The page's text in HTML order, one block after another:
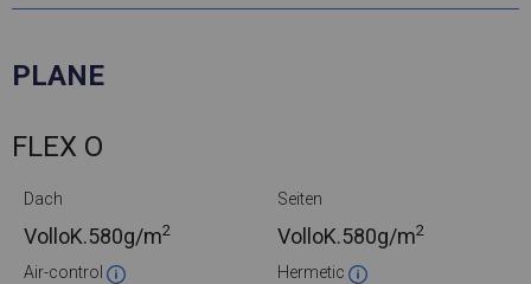
PLANE
FLEX O
Dach
VolloK.580g/m2
Seiten
VolloK.580g/m2
Air-control Hermetic